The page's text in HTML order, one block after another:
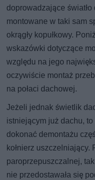
doprowadzające
montowane w taki sam
okrągły kopułkowy.
wskazówki dotyczące
względu na jego
oczywiście montaż
na połaci dachowej.
Jeżeli jednak świetlik
istniejącym już dachu,
dokonać demontażu
kołnierz uszczelniający.
paroprzepuszczalnej,
nie przedostawała się